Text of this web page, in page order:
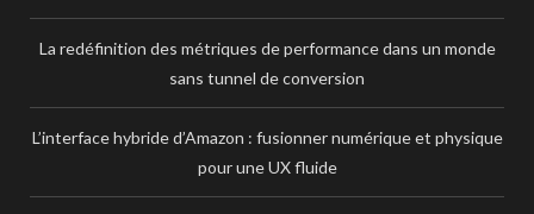
La redéfinition des métriques de performance dans un monde
sans tunnel de conversion
L’interface hybride d’Amazon : fusionner numérique et physique
pour une UX fluide